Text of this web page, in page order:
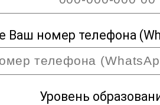
Ваш номер телефона
Уровень